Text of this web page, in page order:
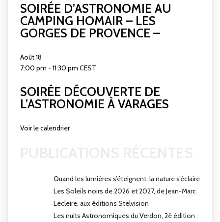
SOIRÉE D’ASTRONOMIE AU
CAMPING HOMAIR – LES
GORGES DE PROVENCE –
Août18
7:00 pm - 11:30 pm CEST
SOIRÉE DÉCOUVERTE DE
L’ASTRONOMIE À VARAGES
Voir le calendrier
Quand les lumières s’éteignent, la nature s’éclaire
Les Soleils noirs de 2026 et 2027, de Jean-Marc
Lecleire, aux éditions Stelvision
Les nuits Astronomiques du Verdon, 2è édition :